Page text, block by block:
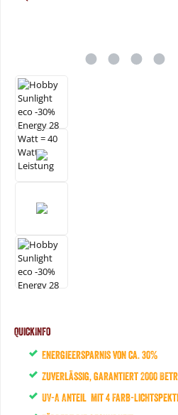
QuickInfo
Energieersparnis von ca. 30%
Zuverlässig, garantiert 2000
UV-A Anteil mit 4 Farb-